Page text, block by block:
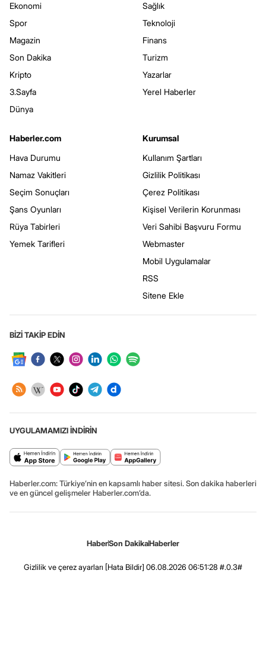
Ekonomi
Spor
Magazin
Son Dakika
Kripto
3.Sayfa
Dünya
Sağlık
Teknoloji
Finans
Turizm
Yazarlar
Yerel Haberler
Haberler.com
Hava Durumu
Namaz Vakitleri
Seçim Sonuçları
Şans Oyunları
Rüya Tabirleri
Yemek Tarifleri
Kurumsal
Kullanım Şartları
Gizlilik Politikası
Çerez Politikası
Kişisel Verilerin Korunması
Veri Sahibi Başvuru Formu
Webmaster
Mobil Uygulamalar
RSS
Sitene Ekle
BİZİ TAKİP EDİN
UYGULAMAMIZI İNDİRİN
Haberler.com: Türkiye’nin en kapsamlı haber sitesi. Son dakika haberleri
ve en güncel gelişmeler Haberler.com’da.
HaberSon DakikaHaberler
Gizlilik ve çerez ayarları [Hata Bildir] 06.08.2026 06:51:28 #.0.3#